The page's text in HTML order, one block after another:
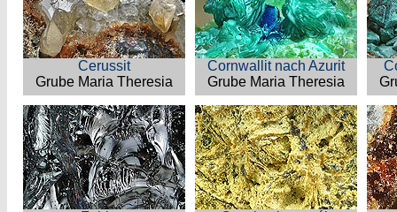
Cerussit
Grube Maria Theresia
Cornwallit nach Azurit
Grube Maria Theresia